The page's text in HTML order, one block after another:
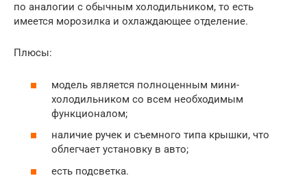
по аналогии с обычным холодильником, то есть
имеется морозилка и охлаждающее отделение.
Плюсы:
модель является полноценным мини-
холодильником со всем необходимым
функционалом;
наличие ручек и съемного типа крышки, что
облегчает установку в авто;
есть подсветка.